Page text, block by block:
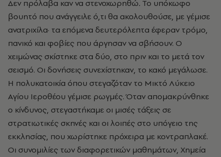
Δεν πρόλαβα καν να στενοχωρηθώ. Το υπόκωφο
βουητό που ανάγγειλε ό,τι θα ακολουθούσε, με γέμισε
ανατριχίλα· τα επόμενα δευτερόλεπτα έφεραν τρόμο,
πανικό και φοβίες που άργησαν να σβήσουν. Ο
χειμώνας σκίστηκε στα δύο, στο πριν και το μετά τον
σεισμό. Οι δονήσεις συνεχίστηκαν, το κακό μεγάλωσε.
Η πολυκατοικία όπου στεγαζόταν το Μικτό Λύκειο
Αγίου Ιεροθέου γέμισε ρωγμές. Όταν απομακρύνθηκε
ο κίνδυνος, στεγαστήκαμε οι μισές τάξεις σε
στρατιωτικές σκηνές και οι λοιπές στο υπόγειο της
εκκλησίας, που χωρίστηκε πρόχειρα με κοντραπλακέ.
Οι συνομιλίες των διαφορετικών μαθημάτων, Χημεία